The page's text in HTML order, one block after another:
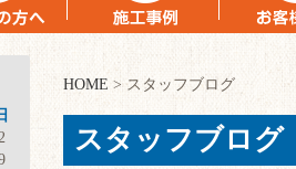
HOME > スタッフブログ
スタッフブログ